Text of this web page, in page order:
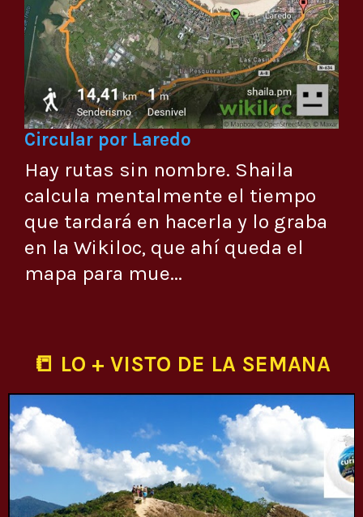
Circular por Laredo
Hay rutas sin nombre. Shaila
calcula mentalmente el tiempo
que tardará en hacerla y lo graba
en la Wikiloc, que ahí queda el
mapa para mue...
📒 LO + VISTO DE LA SEMANA